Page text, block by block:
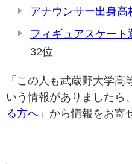
アナウンサー出身高
フィギュアスケー
32位
「この人も武蔵野大学
いう情報がありましたら
る方へ 」から情報をお寄